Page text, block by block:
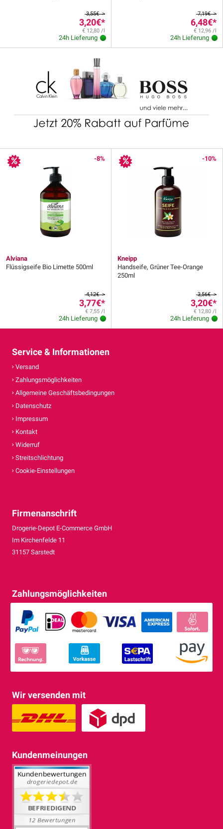
3,55€ >
3,20€*
€ 12,80 /l
24h Lieferung
7,19€ >
6,48€*
€ 12,96 /l
24h Lieferung
Alviana
Flüssigseife Bio Limette 500ml
4,12€ >
3,77€*
€ 7,55 /l
24h Lieferung
-8%
Kneipp
Handseife, Grüner Tee-Orange
250ml
3,56€ >
3,20€*
€ 12,80 /l
24h Lieferung
-10%
Service & Informationen
Versand
Zahlungsmöglichkeiten
Allgemeine Geschäftsbedingungen
Datenschutz
Impressum
Kontakt
Widerruf
Streitschlichtung
Cookie-Einstellungen
Firmenanschrift
Drogerie-Depot E-Commerce GmbH
Im Kirchenfelde 11
31157 Sarstedt
Zahlungsmöglichkeiten
Wir versenden mit
Kundenmeinungen